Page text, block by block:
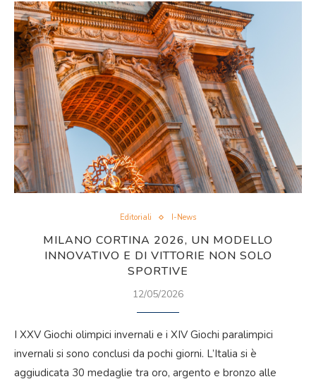
Editoriali I-News
MILANO CORTINA 2026, UN MODELLO
INNOVATIVO E DI VITTORIE NON SOLO
SPORTIVE
12/05/2026
I XXV Giochi olimpici invernali e i XIV Giochi paralimpici
invernali si sono conclusi da pochi giorni. L’Italia si è
aggiudicata 30 medaglie tra oro, argento e bronzo alle